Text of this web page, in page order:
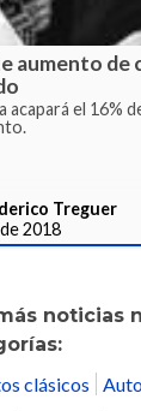
aumento de
acapará el 16%
Treguer
2018
noticias
clásicos